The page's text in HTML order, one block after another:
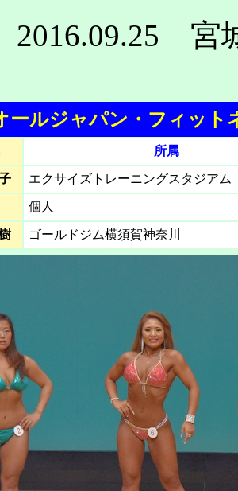
2016.09.25 宮
ールジャパン・フィット
所属
エクサイズトレーニングスタジアム
個人
ゴールドジム横須賀神奈川